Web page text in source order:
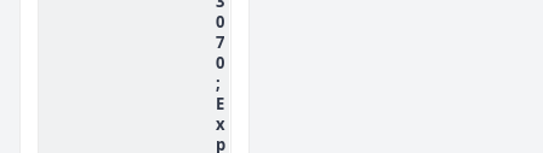
0
7
0
;
E
x
p